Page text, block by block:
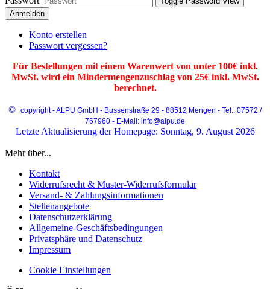
Anmelden
Konto erstellen
Passwort vergessen?
Für Bestellungen mit einem Warenwert von unter 100€ inkl.
MwSt. wird ein Mindermengenzuschlag von 25€ inkl. MwSt.
berechnet.
© copyright - ALPU GmbH - Bussenstraße 29 - 88512 Mengen - Tel.: 07572 /
767960 - E-Mail: info@alpu.de
Letzte Aktualisierung der Homepage: Sonntag, 9. August 2026
Mehr über...
Kontakt
Widerrufsrecht & Muster-Widerrufsformular
Versand- & Zahlungsinformationen
Stellenangebote
Datenschutzerklärung
Allgemeine-Geschäftsbedingungen
Privatsphäre und Datenschutz
Impressum
Cookie Einstellungen